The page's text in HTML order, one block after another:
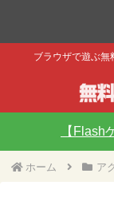
ブラウザで遊ぶ無
【Flash
ホーム ア